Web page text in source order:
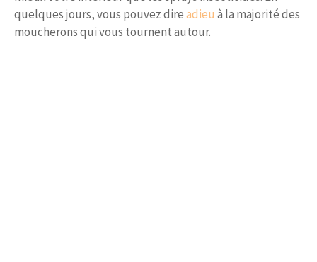
quelques jours, vous pouvez direadieu à la majorité des
moucherons qui vous tournent autour.